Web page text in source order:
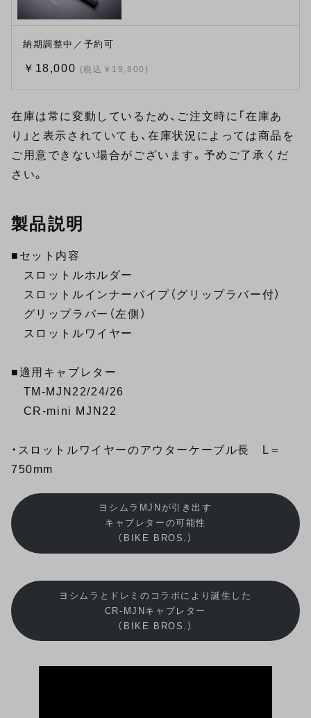
納期調整中／予約可
￥18,000 (税込￥19,800)
在庫は常に変動しているため、ご注文時に「在庫あ
り」と表示されていても、在庫状況によっては商品を
ご用意できない場合がございます。予めご了承くだ
さい。
製品説明
■セット内容
スロットルホルダー
スロットルインナーパイプ（グリップラバー付）
グリップラバー（左側）
スロットルワイヤー
■適用キャブレター
TM-MJN22/24/26
CR-mini MJN22
・スロットルワイヤーのアウターケーブル長 L＝
750mm
ヨシムラMJNが引き出す
キャブレターの可能性
（BIKE BROS.）
ヨシムラとドレミのコラボにより誕生した
CR-MJNキャブレター
（BIKE BROS.）